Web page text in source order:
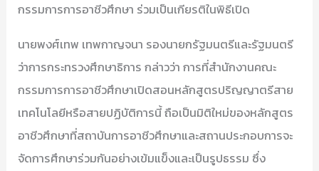
กรรมการการอาชีวศึกษา ร่วมเป็นเกียรติในพิธีเปิด
นายพงศ์เทพ เทพกาญจนา รองนายกรัฐมนตรีและรัฐมนตรี
ว่าการกระทรวงศึกษาธิการ กล่าวว่า การที่สำนักงานคณะ
กรรมการการอาชีวศึกษาเปิดสอนหลักสูตรปริญญาตรีสาย
เทคโนโลยีหรือสายปฏิบัติการนี้ ถือเป็นมิติใหม่ของหลักสูตร
อาชีวศึกษาที่สถาบันการอาชีวศึกษาและสถานประกอบการจะ
จัดการศึกษาร่วมกันอย่างเข้มแข็งและเป็นรูปธรรม ซึ่ง